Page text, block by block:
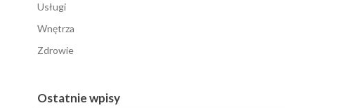
Usługi
Wnętrza
Zdrowie
Ostatnie wpisy